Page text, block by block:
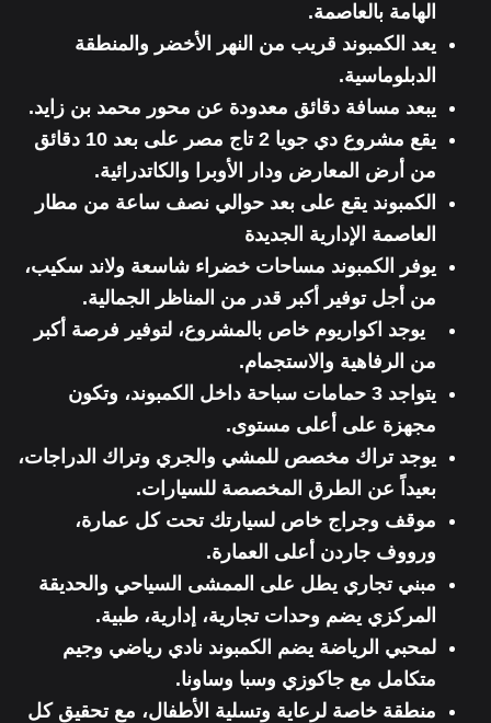
الهامة بالعاصمة.
يعد الكمبوند قريب من النهر الأخضر والمنطقة
الدبلوماسية.
يبعد مسافة دقائق معدودة عن محور محمد بن زايد.
يقع مشروع دي جويا 2 تاج مصر على بعد 10 دقائق
من أرض المعارض ودار الأوبرا والكاتدرائية.
الكمبوند يقع على بعد حوالي نصف ساعة من مطار
العاصمة الإدارية الجديدة
يوفر الكمبوند مساحات خضراء شاسعة ولاند سكيب،
من أجل توفير أكبر قدر من المناظر الجمالية.
يوجد اكواريوم خاص بالمشروع، لتوفير فرصة أكبر
من الرفاهية والاستجمام.
يتواجد 3 حمامات سباحة داخل الكمبوند، وتكون
مجهزة على أعلى مستوى.
يوجد تراك مخصص للمشي والجري وتراك الدراجات،
بعيداً عن الطرق المخصصة للسيارات.
موقف وجراج خاص لسيارتك تحت كل عمارة،
ورووف جاردن أعلى العمارة.
مبني تجاري يطل على الممشى السياحي والحديقة
المركزي يضم وحدات تجارية، إدارية، طبية.
لمحبي الرياضة يضم الكمبوند نادي رياضي وجيم
متكامل مع جاكوزي وسبا وساونا.
منطقة خاصة لرعاية وتسلية الأطفال، مع تحقيق كل